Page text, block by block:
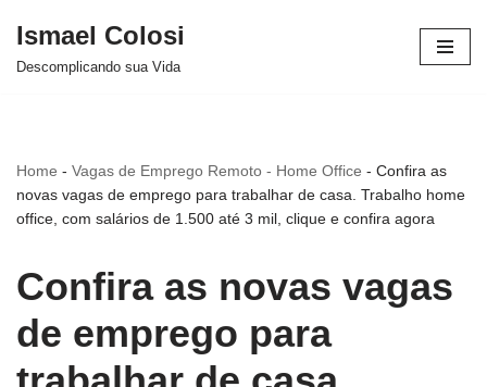
Avançar
Ismael Colosi
Descomplicando sua Vida
Home - Vagas de Emprego Remoto - Home Office - Confira as
novas vagas de emprego para trabalhar de casa. Trabalho home
office, com salários de 1.500 até 3 mil, clique e confira agora
Confira as novas vagas
de emprego para